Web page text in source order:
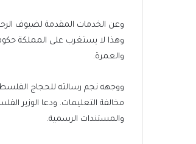
وعن الخدمات المقدمة لضيوف
وهذا لا يستغرب على المملكة
والعمرة.
ووجهه نجم رسالته للحجاج
مخالفة التعليمات. ودعا الوزير
والمستندات الرسمية.